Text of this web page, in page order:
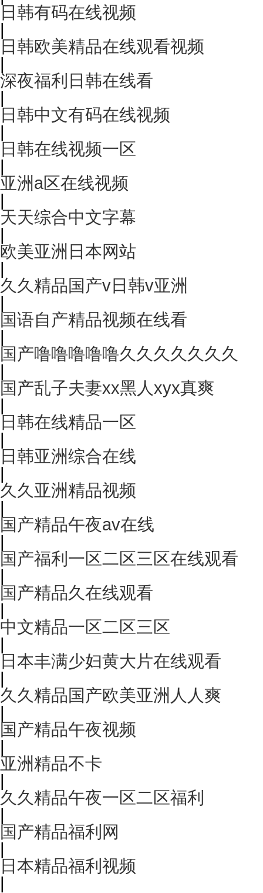
日韩有码在线视频
|
日韩欧美精品在线观看视频
|
深夜福利日韩在线看
|
日韩中文有码在线视频
|
日韩在线视频一区
|
亚洲a区在线视频
|
天天综合中文字幕
|
欧美亚洲日本网站
|
久久精品国产v日韩v亚洲
|
国语自产精品视频在线看
|
国产噜噜噜噜噜久久久久久久久
|
国产乱子夫妻xx黑人xyx真爽
|
日韩在线精品一区
|
日韩亚洲综合在线
|
久久亚洲精品视频
|
国产精品午夜av在线
|
国产福利一区二区三区在线观看
|
国产精品久在线观看
|
中文精品一区二区三区
|
日本丰满少妇黄大片在线观看
|
久久精品国产欧美亚洲人人爽
|
国产精品午夜视频
|
亚洲精品不卡
|
久久精品午夜一区二区福利
|
国产精品福利网
|
日本精品福利视频
|